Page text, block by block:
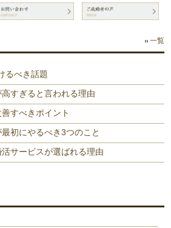
一覧
るべき話題
すぎると言われる理由
すべきポイント
初にやるべき3つのこと
サービスが選ばれる理由